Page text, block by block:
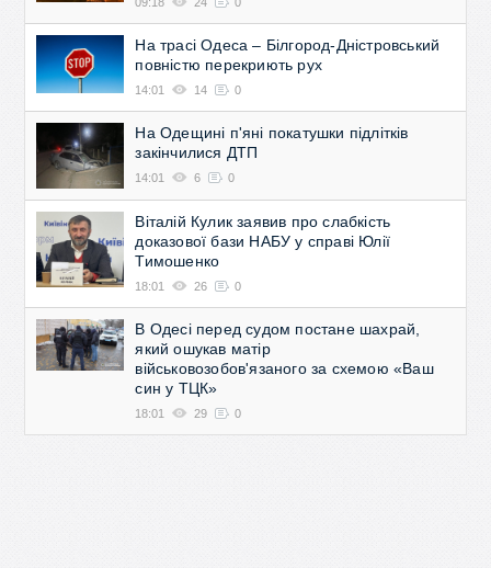
На трасі Одеса – Білгород-Дністровський
повністю перекриють рух
14:01 14 0
На Одещині п'яні покатушки підлітків
закінчилися ДТП
14:01 6 0
Віталій Кулик заявив про слабкість
доказової бази НАБУ у справі Юлії
Тимошенко
18:01 26 0
В Одесі перед судом постане шахрай,
який ошукав матір
військовозобов'язаного за схемою «Ваш
син у ТЦК»
18:01 29 0